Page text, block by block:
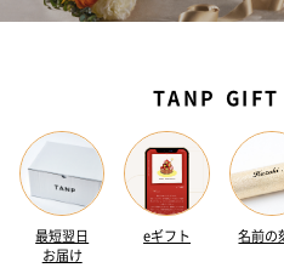
TANP GIFT
最短翌日
お届け
eギフト 名前の